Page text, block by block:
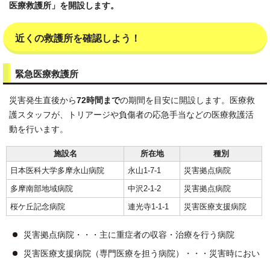
医療救護所」を開設します。
近くの救護所を確認しよう！
緊急医療救護所
災害発生直後から72時間までの期間を目安に開設します。医療救
護スタッフが、トリアージや負傷者の応急手当などの医療救護活
動を行います。
施設名 所在地
種別
日本医科大学多摩永山病院
永山1-7-1
災害拠点病院
多摩南部地域病院
中沢2-1-2
災害拠点病院
桜ケ丘記念病院
連光寺1-1-1 災害医療支援病院
災害拠点病院・・・主に重症者の収容・治療を行う病院
災害医療支援病院（専門医療を担う病院）・・・災害時におい